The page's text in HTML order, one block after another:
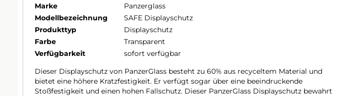
Marke
Panzerglass
Modellbezeichnung
SAFE Displayschutz
Produkttyp
Displayschutz
Farbe
Transparent
Verfügbarkeit
sofort verfügbar
Dieser Displayschutz von PanzerGlass besteht zu 60% aus recyceltem Material und
bietet eine höhere Kratzfestigkeit. Er verfügt sogar über eine beeindruckende
Stoßfestigkeit und einen hohen Fallschutz. Dieser PanzerGlass Displayschutz bewahrt